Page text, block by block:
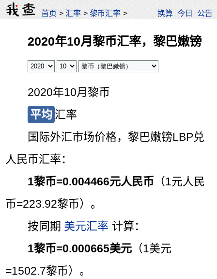
首页 >汇率 >黎币汇率 > 换算 今日 公告
2020年10月黎币汇率，黎巴嫩镑
2020年10月黎币
平均 汇率
国际外汇市场价格，黎巴嫩镑LBP兑
人民币汇率：
1黎币=0.004466元人民币 （1元人民
币=223.92黎币）。
按同期 美元汇率 计算：
1黎币=0.000665美元 （1美元
=1502.7黎币）。